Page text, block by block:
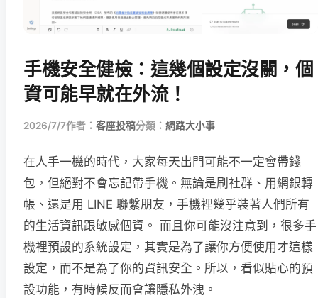
手機安全健檢：這幾個設定沒關，個
資可能早就在外流！
2026/7/7作者： 客座投稿分類： 網路大小事
在人手一機的時代，大家每天出門可能不一定會帶錢
包，但絕對不會忘記帶手機。無論是刷社群、用網銀轉
帳、還是用 LINE 聯繫朋友，手機裡幾乎裝著人們所有
的生活資訊跟敏感個資。 而且你可能沒注意到，很多手
機裡預設的系統設定，其實是為了讓你方便使用才這樣
設定，而不是為了你的資訊安全。所以，看似貼心的預
設功能，有時候反而會讓隱私外洩。